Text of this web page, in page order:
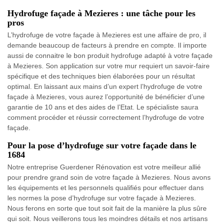
Hydrofuge façade à Mezieres : une tâche pour les
pros
L’hydrofuge de votre façade à Mezieres est une affaire de pro, il
demande beaucoup de facteurs à prendre en compte. Il importe
aussi de connaitre le bon produit hydrofuge adapté à votre façade
à Mezieres. Son application sur votre mur requiert un savoir-faire
spécifique et des techniques bien élaborées pour un résultat
optimal. En laissant aux mains d’un expert l’hydrofuge de votre
façade à Mezieres, vous aurez l’opportunité de bénéficier d’une
garantie de 10 ans et des aides de l’Etat. Le spécialiste saura
comment procéder et réussir correctement l’hydrofuge de votre
façade.
Pour la pose d’hydrofuge sur votre façade dans le
1684
Notre entreprise Guerdener Rénovation est votre meilleur allié
pour prendre grand soin de votre façade à Mezieres. Nous avons
les équipements et les personnels qualifiés pour effectuer dans
les normes la pose d’hydrofuge sur votre façade à Mezieres.
Nous ferons en sorte que tout soit fait de la manière la plus sûre
qui soit. Nous veillerons tous les moindres détails et nos artisans